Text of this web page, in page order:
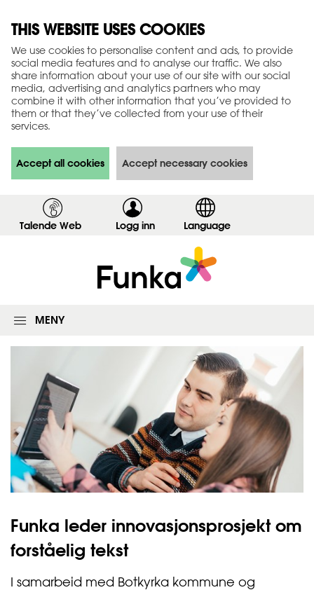
THIS WEBSITE USES COOKIES
We use cookies to personalise content and ads, to provide
social media features and to analyse our traffic. We also
share information about your use of our site with our social
media, advertising and analytics partners who may
combine it with other information that you’ve provided to
them or that they’ve collected from your use of their
services.
Accept all cookies Accept necessary cookies
Talende Web Logg inn,
i
n
s
k
j
e
m
a
e
Language
MENY
Funka leder innovasjonsprosjekt om
forståelig tekst
I samarbeid med Botkyrka kommune og